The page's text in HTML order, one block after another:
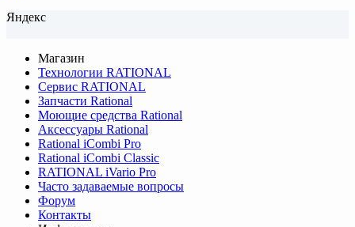
Яндекс
Магазин
Технологии RATIONAL
Сервис RATIONAL
Запчасти Rational
Моющие средства Rational
Аксессуары Rational
Rational iCombi Pro
Rational iCombi Classic
RATIONAL iVario Pro
Часто задаваемые вопросы
Форум
Контакты